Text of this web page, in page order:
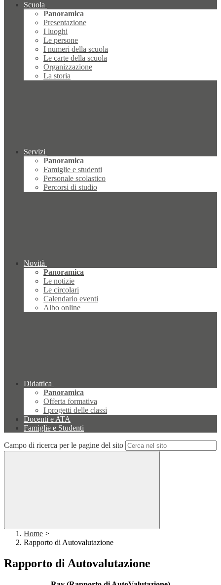
Scuola
Panoramica
Presentazione
I luoghi
Le persone
I numeri della scuola
Le carte della scuola
Organizzazione
La storia
Servizi
Panoramica
Famiglie e studenti
Personale scolastico
Percorsi di studio
Novità
Panoramica
Le notizie
Le circolari
Calendario eventi
Albo online
Didattica
Panoramica
Offerta formativa
I progetti delle classi
Docenti e ATA
Famiglie e Studenti
Campo di ricerca per le pagine del sito
Home >
Rapporto di Autovalutazione
Rapporto di Autovalutazione